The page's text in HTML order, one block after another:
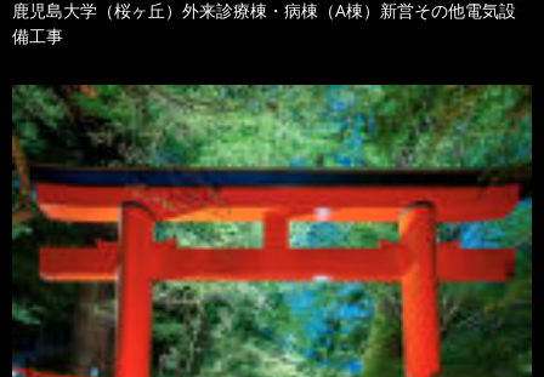
鹿児島大学（桜ヶ丘）外来診療棟・病棟（A棟）新営その他電気設
備工事